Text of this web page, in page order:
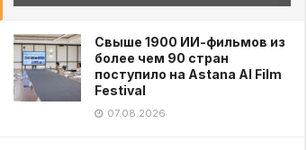
Свыше 1900 ИИ-фильмов из
более чем 90 стран
поступило на Astana AI Film
Festival
07.08.2026